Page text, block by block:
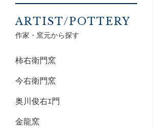
ARTIST/POTTERY
作家・窯元から探す
柿右衛門窯
今右衛門窯
奥川俊右ｴ門
金龍窯